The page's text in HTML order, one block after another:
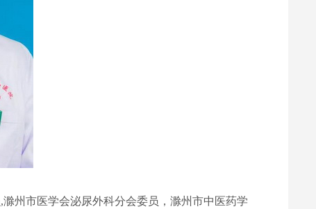
,滁州市医学会泌尿外科分会委员，滁州市中医药学